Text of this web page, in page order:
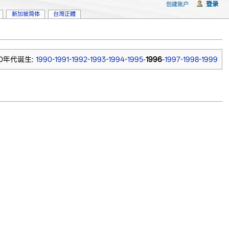
年代诞生: 1990-1991-1992-1993-1994-1995-1996-1997-1998-1999
新加坡简体 台灣正體
创建账户 登录